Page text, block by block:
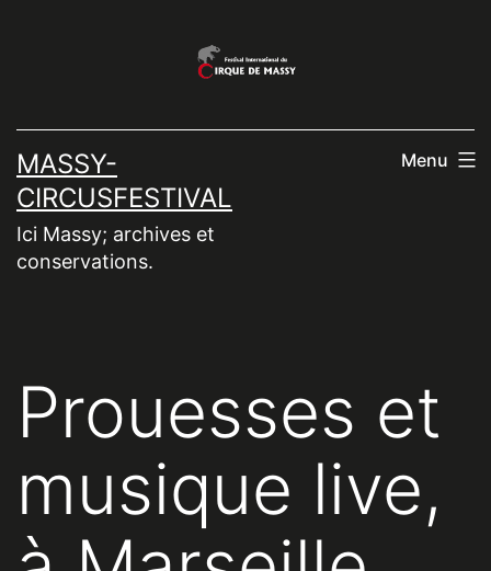
MASSY-
CIRCUSFESTIVAL
Ici Massy; archives et
conservations.
Menu
Prouesses et
musique live,